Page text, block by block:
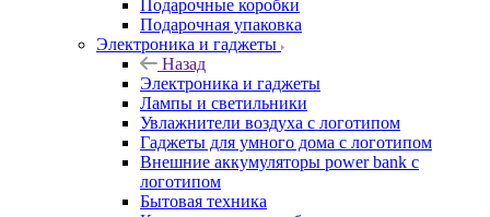
Подарочные коробки
Подарочная упаковка
Электроника и гаджеты
Назад
Электроника и гаджеты
Лампы и светильники
Увлажнители воздуха с логотипом
Гаджеты для умного дома с логотипом
Внешние аккумуляторы power bank с
логотипом
Бытовая техника